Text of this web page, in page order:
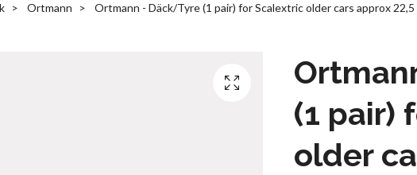
Ortmann Ortmann - Däck/Tyre (1 pair) for Scalextric older cars approx 22,5
(1 pair)
older